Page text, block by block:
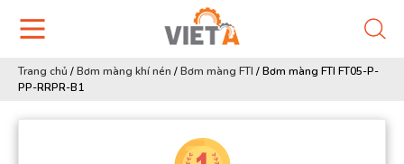
Trang chủ /Bơm màng khí nén /Bơm màng FTI /Bơm màng FTI FT05-P-
PP-RRPR-B1